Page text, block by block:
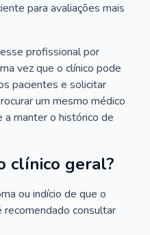
para avaliações mais
profissional por
vez que o clínico pode
pacientes e solicitar
um mesmo médico
a manter o histórico de
clínico geral?
ou indício de que o
consultar